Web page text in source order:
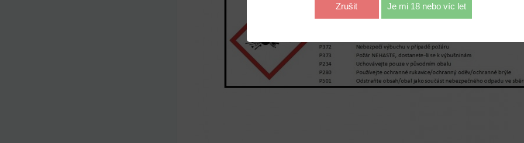
Zrušit Je mi 18 nebo víc let